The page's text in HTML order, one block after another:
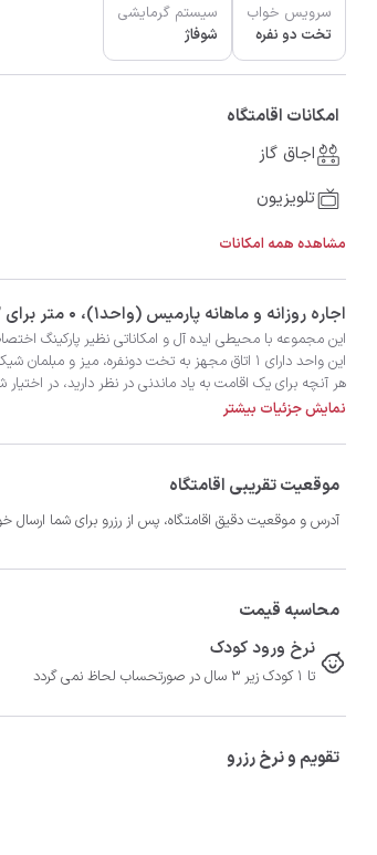
سرویس خواب
تخت دو نفره
سیستم گرمایشی
شوفاژ
امکانات اقامتگاه
اجاق گاز
تلویزیون
مشاهده همه امکانات
‫‫اجاره روزانه و ماهانه پارمیس (واحد۱)، 0 متر برای 2 نفر در شهر شیراز با تضمین بهترین کیفیت و قیمت در اتاقک
هر آنچه برای یک اقامت به یاد ماندنی در نظر دارید، در
نمایش جزئیات بیشتر
موقعیت تقریبی اقامتگاه
آدرس و موقعیت دقیق اقامتگاه، پس از رزرو برای شما ارسال
محاسبه قیمت
نرخ ورود کودک
تا 1 کودک زیر 3 سال در صورتحساب لحاظ نمی گردد
تقویم و نرخ رزرو